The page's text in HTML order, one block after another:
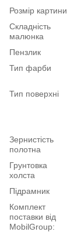
Розмір картини
Складність
малюнка
Пензлик
Тип фарби
Тип поверхні
Зернистість
полотна
Грунтовка
холста
Підрамник
Комплект
поставки від
MobilGroup: